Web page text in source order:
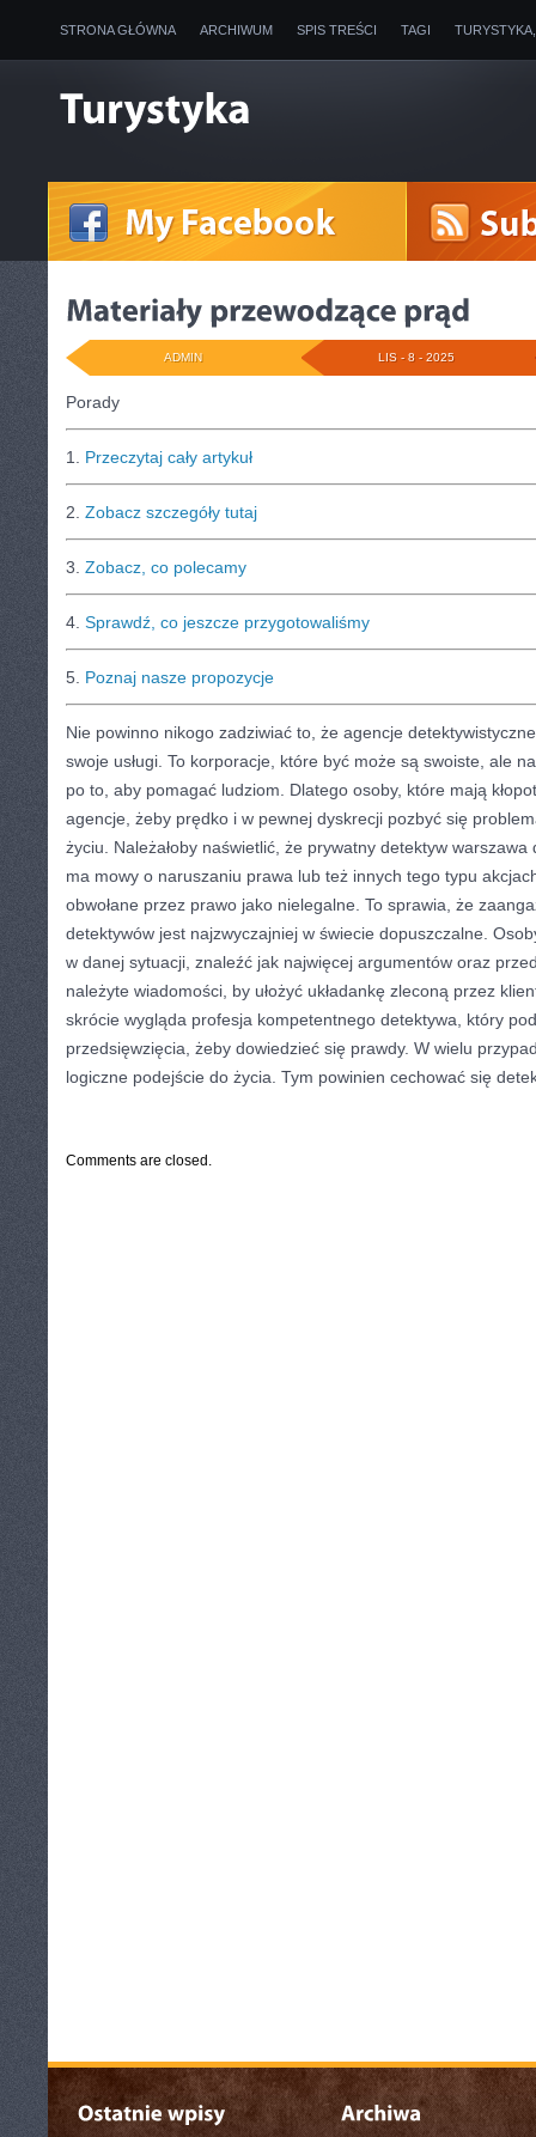
STRONA GŁÓWNA ARCHIWUM SPIS TREŚCI TAGI
LIS - 8 - 2025
ADMIN
Porady
1. Przeczytaj cały artykuł
2. Zobacz szczegóły tutaj
3. Zobacz, co polecamy
4. Sprawdź, co jeszcze przygotowaliśmy
5. Poznaj nasze propozycje
Nie powinno nikogo zadziwiać to, że agencje
swoje usługi. To korporacje, które być może są swoiste, ale
po to, aby pomagać ludziom. Dlatego osoby, które mają
agencje, żeby prędko i w pewnej dyskrecji pozbyć się
życiu. Należałoby naświetlić, że prywatny detektyw warszawa
ma mowy o naruszaniu prawa lub też innych tego typu
obwołane przez prawo jako nielegalne. To sprawia, że
detektywów jest najzwyczajniej w świecie dopuszczalne.
w danej sytuacji, znaleźć jak najwięcej argumentów oraz
należyte wiadomości, by ułożyć układankę zleconą przez
skrócie wygląda profesja kompetentnego detektywa, który
przedsięwzięcia, żeby dowiedzieć się prawdy. W wielu
logiczne podejście do życia. Tym powinien cechować się
Comments are closed.